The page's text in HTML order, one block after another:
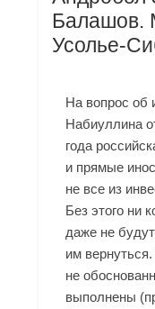
Балашов.
Усолье-
На вопрос об
Набиуллина
года
и прямые
не все из
Без этого ни
даже не
им
не
выполнены